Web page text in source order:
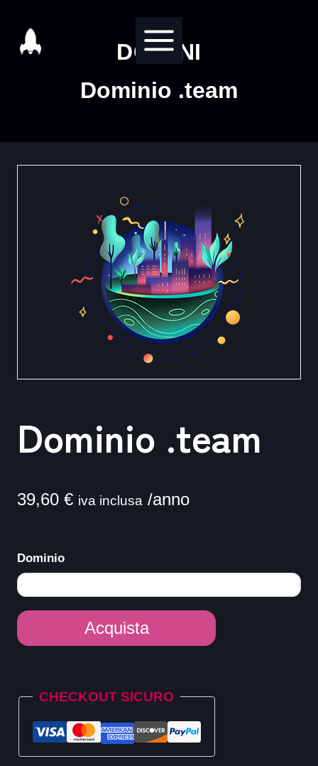
contenuto
DOMINI
Dominio .team
Dominio .team
39,60 € iva inclusa /anno
Dominio
Dominio
.team
Acquista
CHECKOUT SICURO